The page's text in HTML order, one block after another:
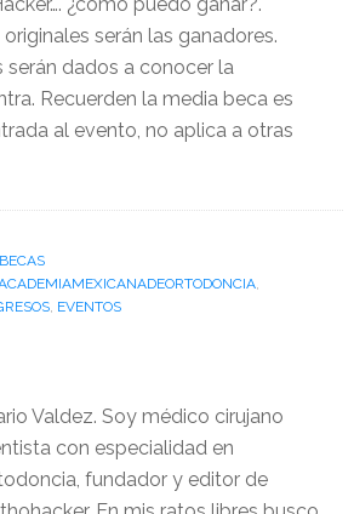
serán las ganadores.
serán dados a conocer la
Recuerden la media beca es
al evento, no aplica a otras
BECAS
,
, EVENTOS
Valdez. Soy médico cirujano
con especialidad en
fundador y editor de